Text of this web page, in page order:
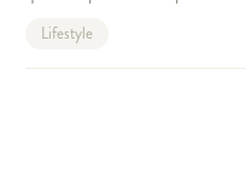
claro! O drink tropical é um
também conquista o paladar de
Lifestyle